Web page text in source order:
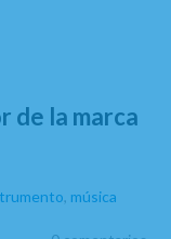
de la marca
música